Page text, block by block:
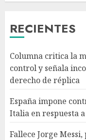
RECIENTES
Columna critica la
control y señala
derecho de réplica
España impone
Italia en respuesta
Fallece Jorge
4